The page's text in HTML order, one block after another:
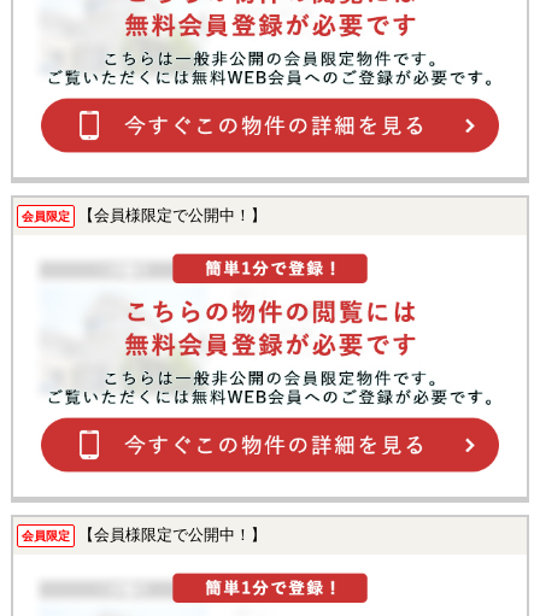
会員限定 【会員様限定で公開中！】
会員限定 【会員様限定で公開中！】